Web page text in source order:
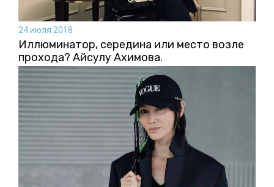
24 июля 2018
Иллюминатор, середина или место возле
прохода? Айсулу Ахимова.